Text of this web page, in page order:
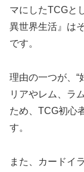
マにしたTCGと
異世界生活』は
です。
理由の一つが、“
リアやレム、ラ
ため、TCG初心
す。
また、カードイ